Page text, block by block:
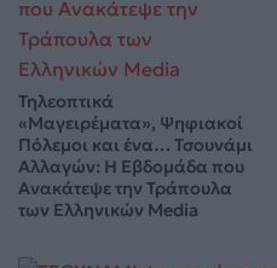
Τηλεοπτικά
«Μαγειρέματα», Ψηφιακοί
Πόλεμοι και ένα… Τσουνάμι
Αλλαγών: Η Εβδομάδα που
Ανακάτεψε την Τράπουλα
των Ελληνικών Media